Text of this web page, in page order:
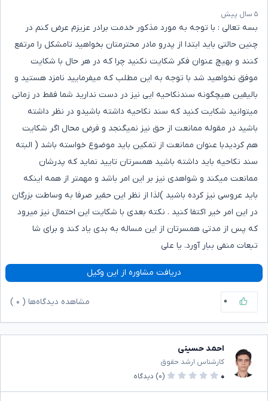
۵ سال پیش
بسه تعالی : با توجه به مورد مذکور خدمت برادر عزیزم عرض کنم در
چنین حالتی باید ابتدا از پدرو مادر محترمتان بخواهید تامشکل را مرتفع
کنند و بهیچ عنوان فکر شکایت نکنید چرا که در هر حال با شکایت
موفق نخواهید شد با توجه به این مطلب که میفرمایید نامزد هستید و
بالیقین هیچگونه سندنکاحیه ایی نیز در دست ندارید شما فقط در زمانی
میتوانید شکایت کنید که سند نکاحیه داشته باشیدو در نظر داشته
باشید در مقوله ممانعت از حق نیز نمیگنجد و فرض محال اگر شکایت
هم کردیدبا عنوان ممانعت از تمکین باید موضوع خواسته باشد ( البته
سند نکاحیه باید داشته باشید همسرتان تایید نماید که پدرشان
ممانعت میکند و شواهدی نیز بر این امر باشد و مهمتر از همه اینکه
باید عروسی نیز کرده باشید )لذا از نظر این حقیر صرفا به وساطت بزرگان
در این امر خیر اکتفا کنید . نکته بعدی با شکایت این احتمال نیز میرود
که پس از مدتی همسرتان از این مساله به بدی یاد کند و برای شا
تبعات منفی ببار آورد. یا علی
دریافت مشاوره از این وکیل
۰ مشاهده دیدگاه‌ها ( ۰
احمد حسینی
کارشناس ارشد حقوق
۰
(۰) دیدگاه